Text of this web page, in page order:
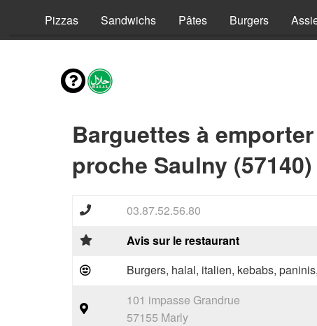
Pizzas Sandwichs Pâtes Burgers
Barguettes à emporter
proche Saulny (57140)
03.87.52.56.80
Avis sur le restaurant
Burgers, halal, italien, kebabs,
101 impasse Grandrue
57155 Marly